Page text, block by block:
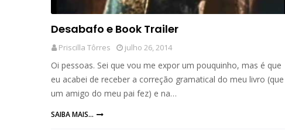
Desabafo e Book Trailer
Priscilla Tôrres julho 26, 2014
Oi pessoas. Sei que vou me expor um pouquinho, mas é que
eu acabei de receber a correção gramatical do meu livro (que
um amigo do meu pai fez) e na…
SAIBA MAIS...